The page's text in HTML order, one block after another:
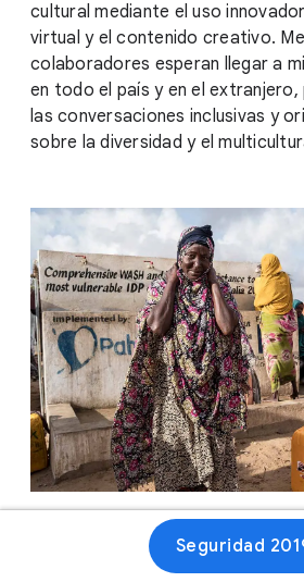
cultural mediante el uso
virtual y el contenido creativo.
colaboradores esperan llegar a
en todo el país y en el
las conversaciones inclusivas y
sobre la diversidad y el
Seguridad